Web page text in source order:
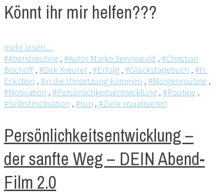
Könnt ihr mir helfen???
mehr lesen....
#Abendroutine , #Autor Marko Sennewald , #Christian
Bischoff , #Dirk Kreuter, #Erfolg , #Glückstagebuch , #H.
Eckstein , #in die Umsetzung kommen , #Morgenroutine ,
#Motivation , #Persönlichkeitsentwicklung , #Routine ,
#Selbstmotivation , #tun , #Ziele visualisieren
Persönlichkeitsentwicklung –
der sanfte Weg – DEIN Abend-
Film 2.0